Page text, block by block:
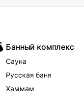
выполнены в
на город, парк
и классика. Полы
картинами,
часть
гостей
Банный комплекс
Сауна
Русская баня
Хаммам